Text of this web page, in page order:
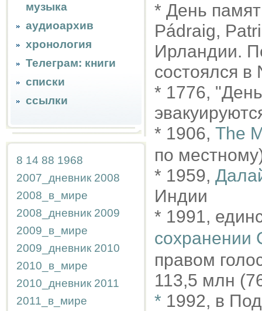
музыка
аудиоархив
хронология
Телеграм: книги
списки
ссылки
8 14 88 1968
2007_дневник 2008
2008_в_мире
2008_дневник 2009
2009_в_мире
2009_дневник 2010
2010_в_мире
2010_дневник 2011
2011_в_мире
* День
Pádraig,
Ирландии.
состоялся в
* 1776,
* 1906, The
по
* 1959,
Индии
* 1991,
сохранении
правом
113,5 млн
* 1992, в